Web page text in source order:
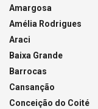
Amargosa
Amélia Rodrigues
Araci
Baixa Grande
Barrocas
Cansanção
Conceição do Coité